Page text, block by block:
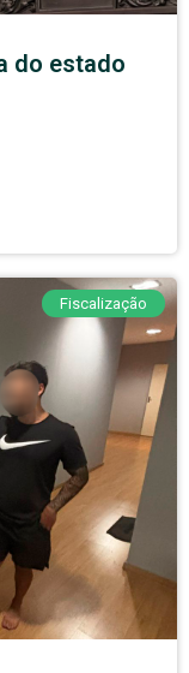
do estado
Fiscalização